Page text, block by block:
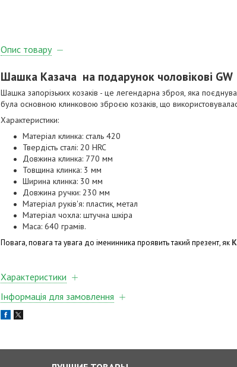
Опис товару
Шашка Казача на подарунок чоловікові GW
Шашка запорізьких козаків - це легендарна зброя, яка
була основною клинковою зброєю козаків, що
Характеристики:
Матеріал клинка: сталь 420
Твердість сталі: 20 HRC
Довжина клинка: 770 мм
Товщина клинка: 3 мм
Ширина клинка: 30 мм
Довжина ручки: 230 мм
Матеріал руків'я: пластик, метал
Матеріал чохла: штучна шкіра
Маса: 640 грамів.
Повага, повага та увага до іменинника проявить такий презент, як
Характеристики
Інформація для замовлення